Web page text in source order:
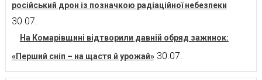
російський дрон із позначкою радіаційної небезпеки
30.07.
На Комарівщині відтворили давній обряд зажинок:
«Перший сніп – на щастя й урожай» 30.07.